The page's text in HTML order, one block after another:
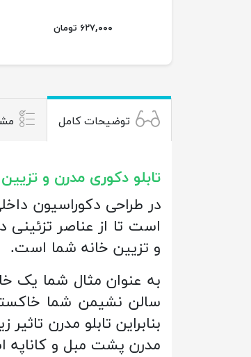
۶۲۷,۰۰۰ تومان
توضیحات کامل
تابلو دکوری مدرن و
در طراحی دکوراسیون
است تا از عناصر تزئینی
و تزیین خانه شما است.
به عنوان مثال شما یک
سالن نشیمن شما
بنابراین تابلو مدرن
مدرن پشت مبل و کاناپه